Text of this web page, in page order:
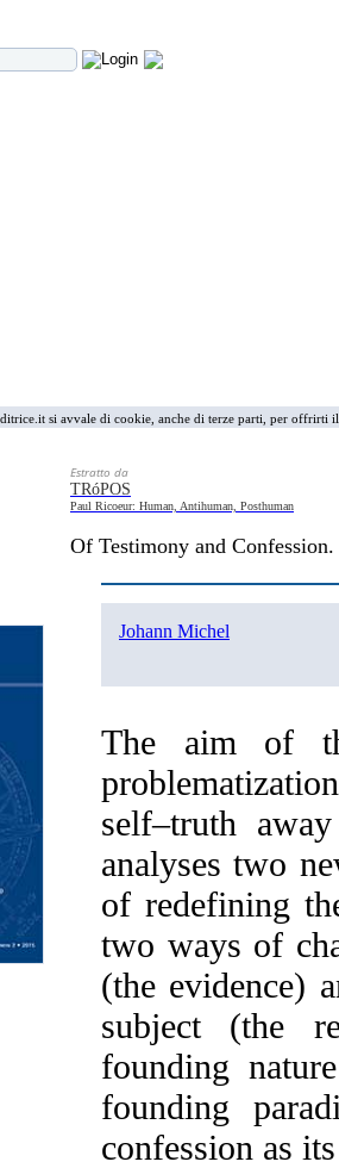
si avvale di cookie, anche di terze parti, per
Estratto da
TRóPOS
Paul Ricoeur: Human, Antihuman, Posthuman
Of Testimony and
Johann Michel
The aim of
self–truth
analyses two
of redefining
two ways of
(the evidence)
subject (the
founding
founding
confession as